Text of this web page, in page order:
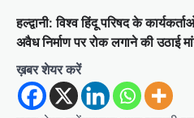
g
a
t
i
हल्द्वानी: विश्व हिंदू परिषद के‌
अवैध निर्माण पर रोक लगाने की उठाई
ख़बर शेयर करें